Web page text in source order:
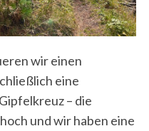
wir einen
eine
– die
und wir haben eine